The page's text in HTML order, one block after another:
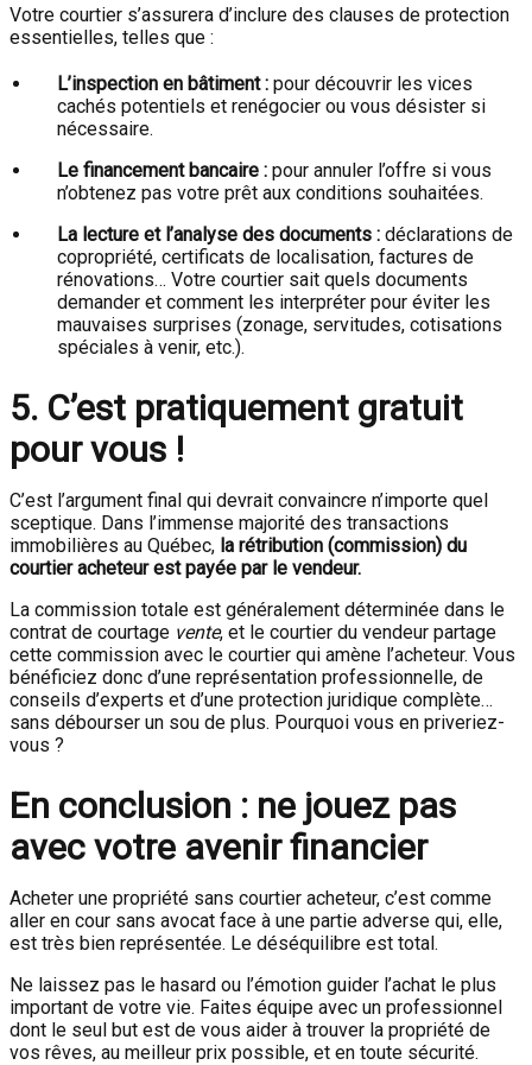
Votre courtier s’assurera d’inclure des clauses de protection
essentielles, telles que :
L’inspection en bâtiment : pour découvrir les vices
cachés potentiels et renégocier ou vous désister si
nécessaire.
Le financement bancaire : pour annuler l’offre si vous
n’obtenez pas votre prêt aux conditions souhaitées.
La lecture et l’analyse des documents : déclarations de
copropriété, certificats de localisation, factures de
rénovations… Votre courtier sait quels documents
demander et comment les interpréter pour éviter les
mauvaises surprises (zonage, servitudes, cotisations
spéciales à venir, etc.).
5. C’est pratiquement gratuit
pour vous !
C’est l’argument final qui devrait convaincre n’importe quel
sceptique. Dans l’immense majorité des transactions
immobilières au Québec, la rétribution (commission) du
courtier acheteur est payée par le vendeur.
La commission totale est généralement déterminée dans le
contrat de courtage vente, et le courtier du vendeur partage
cette commission avec le courtier qui amène l’acheteur. Vous
bénéficiez donc d’une représentation professionnelle, de
conseils d’experts et d’une protection juridique complète…
sans débourser un sou de plus. Pourquoi vous en priveriez-
vous ?
En conclusion : ne jouez pas
avec votre avenir financier
Acheter une propriété sans courtier acheteur, c’est comme
aller en cour sans avocat face à une partie adverse qui, elle,
est très bien représentée. Le déséquilibre est total.
Ne laissez pas le hasard ou l’émotion guider l’achat le plus
important de votre vie. Faites équipe avec un professionnel
dont le seul but est de vous aider à trouver la propriété de
vos rêves, au meilleur prix possible, et en toute sécurité.